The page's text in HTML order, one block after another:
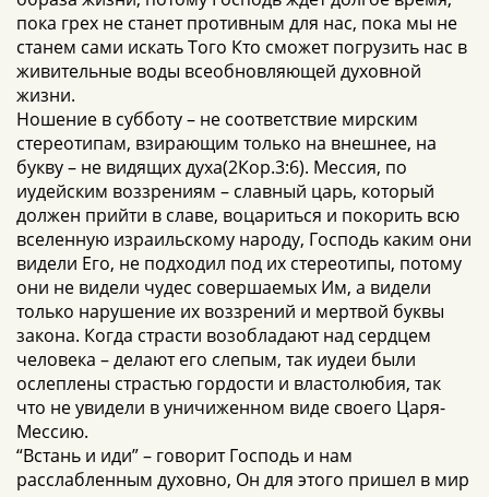
пока грех не станет противным для нас, пока мы не
станем сами искать Того Кто сможет погрузить нас в
живительные воды всеобновляющей духовной
жизни.
Ношение в субботу – не соответствие мирским
стереотипам, взирающим только на внешнее, на
букву – не видящих духа(2Кор.3:6). Мессия, по
иудейским воззрениям – славный царь, который
должен прийти в славе, воцариться и покорить всю
вселенную израильскому народу, Господь каким они
видели Его, не подходил под их стереотипы, потому
они не видели чудес совершаемых Им, а видели
только нарушение их воззрений и мертвой буквы
закона. Когда страсти возобладают над сердцем
человека – делают его слепым, так иудеи были
ослеплены страстью гордости и властолюбия, так
что не увидели в уничиженном виде своего Царя-
Мессию.
“Встань и иди” – говорит Господь и нам
расслабленным духовно, Он для этого пришел в мир